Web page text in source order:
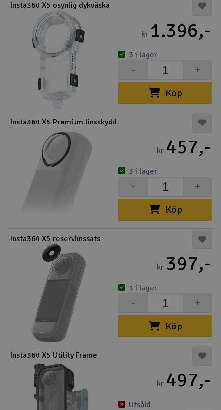
Insta360 X5 osynlig dykväska
kr 1.396,-
Köp
+
-
3 i lager
Insta360 X5 Premium linsskydd
kr 457,-
Köp
+
-
3 i lager
Insta360 X5 reservlinssats
kr 397,-
Köp
+
-
1 i lager
Insta360 X5 Utility Frame
kr 497,-
Utsåld